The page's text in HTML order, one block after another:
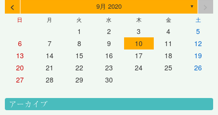
< 9月 2020 ▼
日 月 火 水 木 金 土
1 2 3 4
5
6
7 8 9 10 11
12
13
14 15 16 17 18
19
20
21 22 23 24 25
26
27
28 29 30
アーカイブ